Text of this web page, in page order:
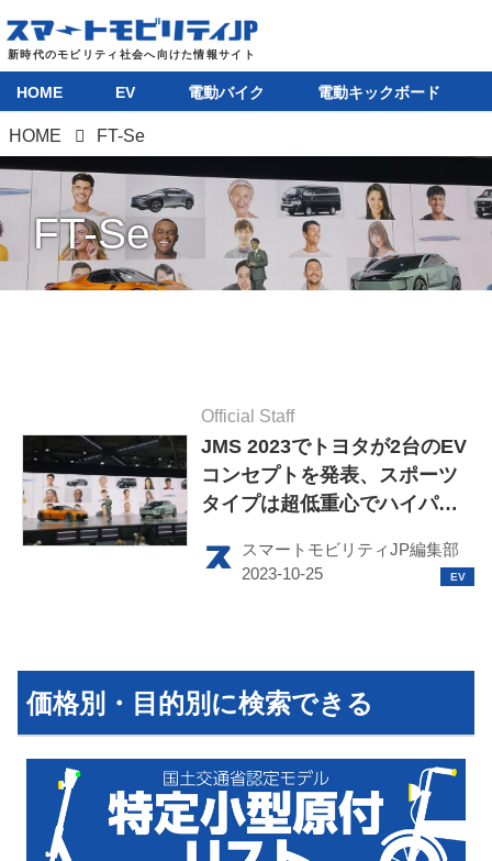
EV
電動バイク
電動キックボード
ライフスタイル
HOME EV 電動バイク 電動キックボード
HOME FT-Se
FT-Se
Official Staff
JMS 2023でトヨタが2台のEV
コンセプトを発表、スポーツ
タイプは超低重心でハイパフ
スマートモビリティJP編集部
価格別・目的別に検索できる